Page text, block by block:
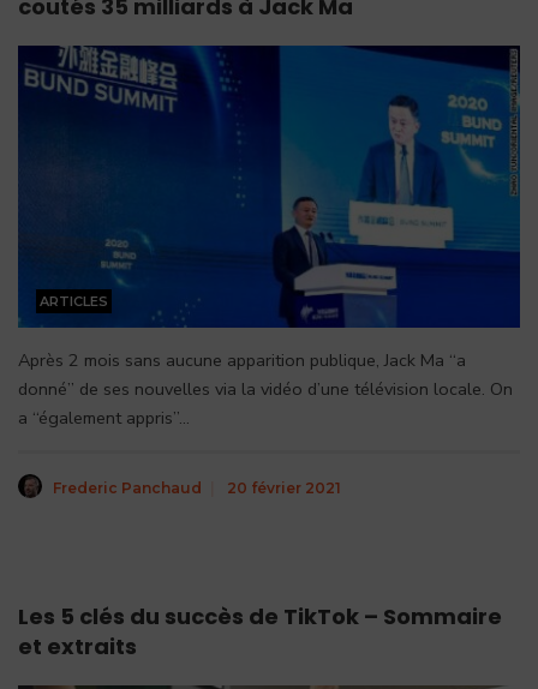
coutés 35 milliards à Jack Ma
ARTICLES
Après 2 mois sans aucune apparition publique, Jack Ma “a
donné” de ses nouvelles via la vidéo d’une télévision locale. On
a “également appris”...
Frederic Panchaud 20 février 2021
Les 5 clés du succès de TikTok – Sommaire
et extraits